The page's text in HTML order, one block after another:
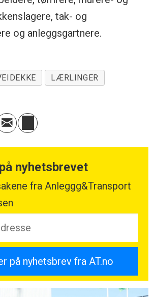
tak- og
og anleggsgartnere.
LÆRLINGER
nyhetsbrevet
fra Anleggg&Transport